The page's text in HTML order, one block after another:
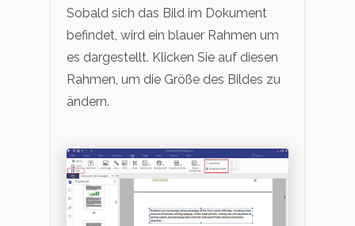
Sobald sich das Bild im Dokument
befindet, wird ein blauer Rahmen um
es dargestellt. Klicken Sie auf diesen
Rahmen, um die Größe des Bildes zu
ändern.